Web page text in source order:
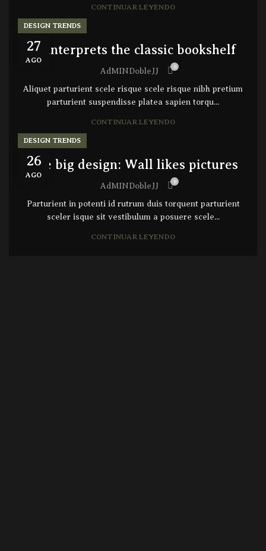
CONTINUAR LEYENDO
27
AGO
DESIGN TRENDS
Reinterprets the classic bookshelf
AdMINDobleJJ 0
Aliquet parturient scele risque scele risque nibh pretium
parturient suspendisse platea sapien torqu...
CONTINUAR LEYENDO
26
AGO
DESIGN TRENDS
The big design: Wall likes pictures
AdMINDobleJJ 0
Parturient in potenti id rutrum duis torquent parturient
sceler isque sit vestibulum a posuere scele...
CONTINUAR LEYENDO